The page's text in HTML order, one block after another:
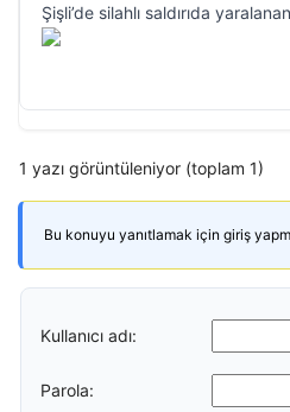
Şişli’de silahlı saldırıda
1 yazı görüntüleniyor (toplam 1)
Bu konuyu yanıtlamak için giriş
Kullanıcı adı:
Parola: